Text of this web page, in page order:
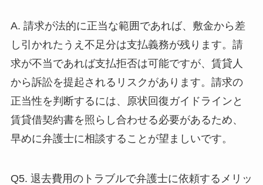
A. 請求が法的に正当な範囲であれば、敷金から差
し引かれたうえ不足分は支払義務が残ります。請
求が不当であれば支払拒否は可能ですが、賃貸人
から訴訟を提起されるリスクがあります。請求の
正当性を判断するには、原状回復ガイドラインと
賃貸借契約書を照らし合わせる必要があるため、
早めに弁護士に相談することが望ましいです。
Q5. 退去費用のトラブルで弁護士に依頼するメリッ